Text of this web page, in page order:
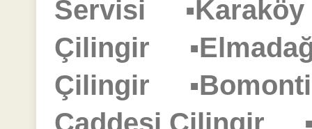
Servisi
Çilingir
Çilingir